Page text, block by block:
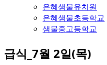
은혜샘물유치원
은혜샘물초등학교
샘물중고등학교
급식_7월 2일(목)